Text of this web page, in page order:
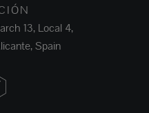
13, Local 4,
Spain